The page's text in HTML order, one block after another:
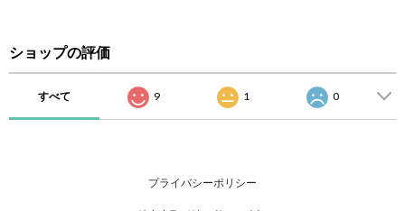
ショップの評価
すべて 9 1 0
プライバシーポリシー